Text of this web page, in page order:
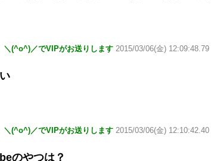
＼(^o^)／でVIPがお送りします 2015/03/06(金)
＼(^o^)／でVIPがお送りします 2015/03/06(金)
のやつは？